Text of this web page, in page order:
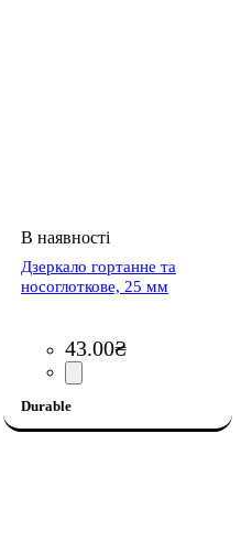
Дзеркало гортанне та
носоглоткове, 25 мм
43.00₴
Durable